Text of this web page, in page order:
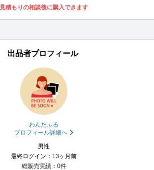
見積もりの相談後に購入できます
出品者プロフィール
わんだふる
プロフィール詳細へ
男性
最終ログイン：13ヶ月前
総販売実績：0件